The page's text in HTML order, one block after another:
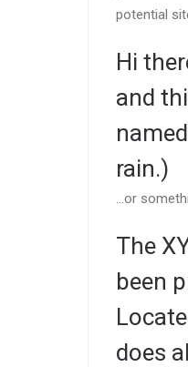
potential
Hi
and
rain.)
…or
The
been
does